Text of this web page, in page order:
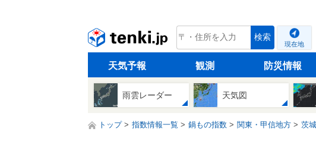
tenki.jp 検索
現在地
天気予報 観測 防災情報
雨雲レーダー 天気図
トップ 指数情報一覧 鍋もの指数 関東・甲信地方 茨